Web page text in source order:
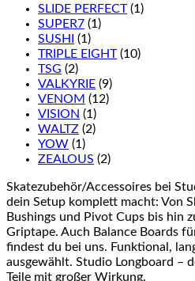
SLIDE PERFECT (1)
SUPER7 (1)
SUSHI
(1)
TRIPLE EIGHT (10)
TSG (2)
VALKYRIE (9)
VENOM (12)
VISION (1)
WALTZ (2)
YOW (1)
ZEALOUS (2)
Skatezubehör/Accessoires bei
dein Setup komplett macht: Von
Bushings und Pivot Cups bis hin
Griptape. Auch Balance Boards
findest du bei uns. Funktional,
ausgewählt. Studio Longboard –
Teile mit großer Wirkung.